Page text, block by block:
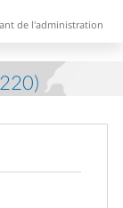
de l'administration